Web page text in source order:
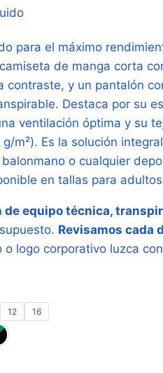
para el máximo
de manga corta
contraste, y un pantalón
Destaca por su
ventilación óptima y su
m²). Es la solución
o cualquier
en tallas para
de equipo técnica,
Revisamos cada
logo corporativo luzca
12 16